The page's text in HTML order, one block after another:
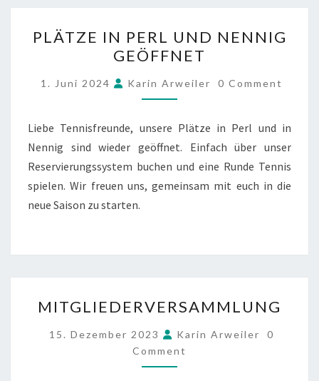
IN
PERL
UND
NENNIG
PLÄTZE IN PERL UND NENNIG
GEÖFFNET
1. Juni 2024 Karin Arweiler COMMENTS
0 Comment
Liebe Tennisfreunde, unsere Plätze in Perl und in
Nennig sind wieder geöffnet. Einfach über unser
Reservierungssystem buchen und eine Runde Tennis
spielen. Wir freuen uns, gemeinsam mit euch in die
neue Saison zu starten.
MITGLIEDERVERSAMMLUNG
15. Dezember 2023 Karin Arweiler
0
Comment